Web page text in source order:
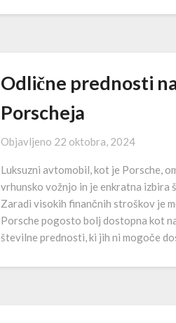
Odlične prednosti
Porscheja
Objavljeno 22 oktobra, 2024
Luksuzni avtomobil, kot je Porsche,
vrhunsko vožnjo in je enkratna izbira
Zaradi visokih finančnih stroškov je
Porsche pogosto bolj dostopna kot
številne prednosti, ki jih ni mogoče